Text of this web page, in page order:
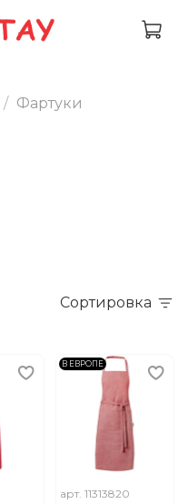
Фартуки
Сортировка
В ЕВРОПЕ
арт.11313820